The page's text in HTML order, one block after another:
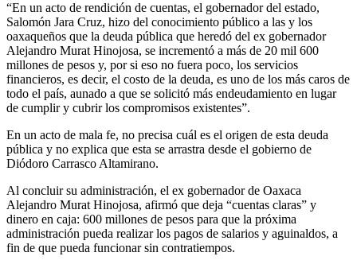
“En un acto de rendición de cuentas, el gobernador del estado,
Salomón Jara Cruz, hizo del conocimiento público a las y los
oaxaqueños que la deuda pública que heredó del ex gobernador
Alejandro Murat Hinojosa, se incrementó a más de 20 mil 600
millones de pesos y, por si eso no fuera poco, los servicios
financieros, es decir, el costo de la deuda, es uno de los más caros de
todo el país, aunado a que se solicitó más endeudamiento en lugar
de cumplir y cubrir los compromisos existentes”.
En un acto de mala fe, no precisa cuál es el origen de esta deuda
pública y no explica que esta se arrastra desde el gobierno de
Diódoro Carrasco Altamirano.
Al concluir su administración, el ex gobernador de Oaxaca
Alejandro Murat Hinojosa, afirmó que deja “cuentas claras” y
dinero en caja: 600 millones de pesos para que la próxima
administración pueda realizar los pagos de salarios y aguinaldos, a
fin de que pueda funcionar sin contratiempos.